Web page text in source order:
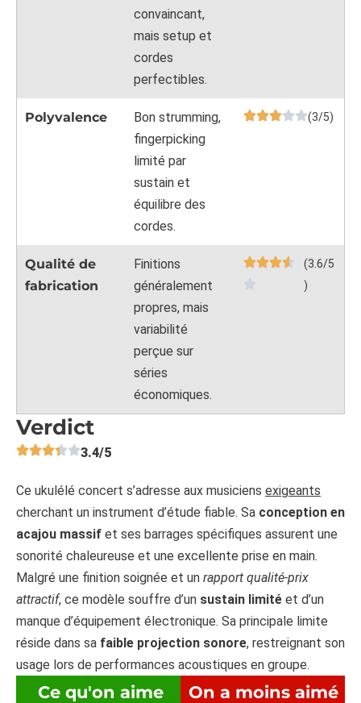
convaincant,
mais setup et
cordes
perfectibles.
Polyvalence
Bon strumming,
fingerpicking
limité par
sustain et
équilibre des
cordes.
(3/5)
Qualité de
fabrication
Finitions
généralement
propres, mais
variabilité
perçue sur
séries
économiques.
(3.6/5
)
Verdict
3.4/5
Ce ukulélé concert s’adresse aux musiciens exigeants
cherchant un instrument d’étude fiable. Sa conception en
acajou massif et ses barrages spécifiques assurent une
sonorité chaleureuse et une excellente prise en main.
Malgré une finition soignée et un rapport qualité-prix
attractif, ce modèle souffre d’un sustain limité et d’un
manque d’équipement électronique. Sa principale limite
réside dans sa faible projection sonore, restreignant son
usage lors de performances acoustiques en groupe.
Ce qu'on aime On a moins aimé